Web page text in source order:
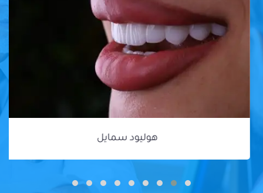
هوليود سمايل